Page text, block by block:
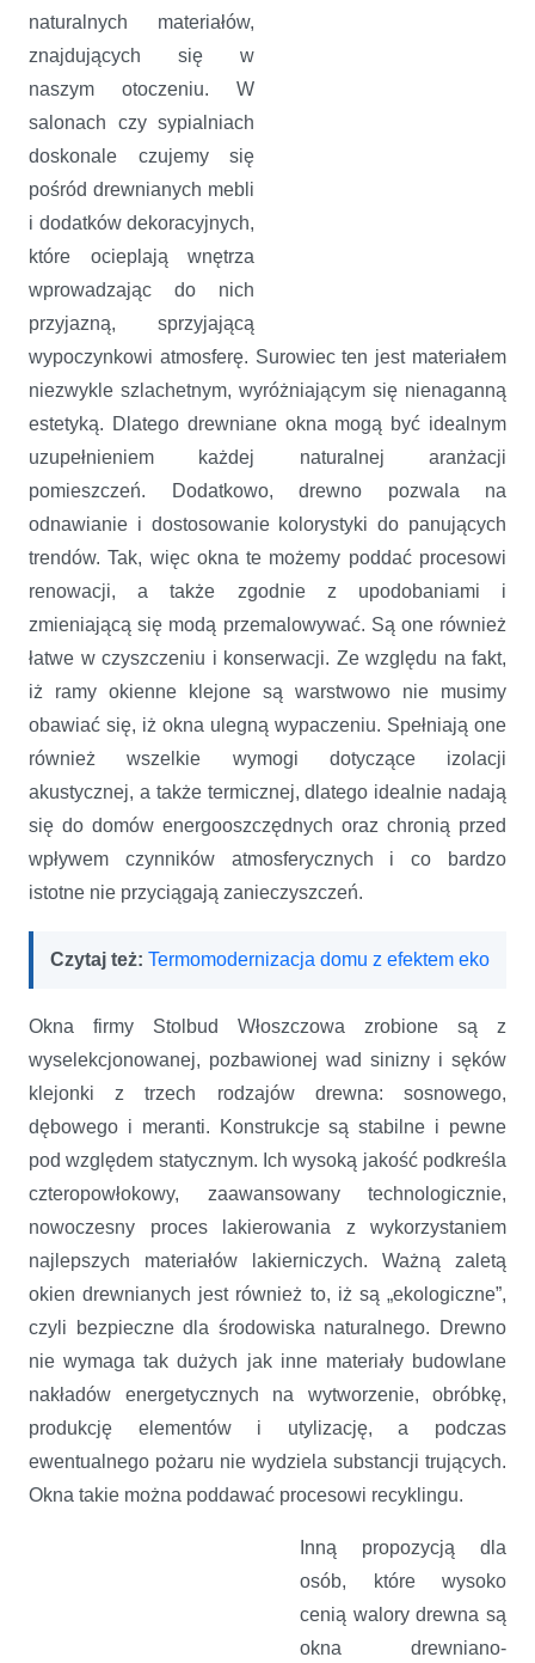
naturalnych materiałów,
znajdujących się w
naszym otoczeniu. W
salonach czy sypialniach
doskonale czujemy się
pośród drewnianych mebli
i dodatków dekoracyjnych,
które ocieplają wnętrza
wprowadzając do nich
przyjazną, sprzyjającą
wypoczynkowi atmosferę. Surowiec ten jest materiałem
niezwykle szlachetnym, wyróżniającym się nienaganną
estetyką. Dlatego drewniane okna mogą być idealnym
uzupełnieniem każdej naturalnej aranżacji
pomieszczeń. Dodatkowo, drewno pozwala na
odnawianie i dostosowanie kolorystyki do panujących
trendów. Tak, więc okna te możemy poddać procesowi
renowacji, a także zgodnie z upodobaniami i
zmieniającą się modą przemalowywać. Są one również
łatwe w czyszczeniu i konserwacji. Ze względu na fakt,
iż ramy okienne klejone są warstwowo nie musimy
obawiać się, iż okna ulegną wypaczeniu. Spełniają one
również wszelkie wymogi dotyczące izolacji
akustycznej, a także termicznej, dlatego idealnie nadają
się do domów energooszczędnych oraz chronią przed
wpływem czynników atmosferycznych i co bardzo
istotne nie przyciągają zanieczyszczeń.
Czytaj też: Termomodernizacja domu z efektem eko
Okna firmy Stolbud Włoszczowa zrobione są z
wyselekcjonowanej, pozbawionej wad sinizny i sęków
klejonki z trzech rodzajów drewna: sosnowego,
dębowego i meranti. Konstrukcje są stabilne i pewne
pod względem statycznym. Ich wysoką jakość podkreśla
czteropowłokowy, zaawansowany technologicznie,
nowoczesny proces lakierowania z wykorzystaniem
najlepszych materiałów lakierniczych. Ważną zaletą
okien drewnianych jest również to, iż są „ekologiczne”,
czyli bezpieczne dla środowiska naturalnego. Drewno
nie wymaga tak dużych jak inne materiały budowlane
nakładów energetycznych na wytworzenie, obróbkę,
produkcję elementów i utylizację, a podczas
ewentualnego pożaru nie wydziela substancji trujących.
Okna takie można poddawać procesowi recyklingu.
Inną propozycją dla
osób, które wysoko
cenią walory drewna są
okna drewniano-